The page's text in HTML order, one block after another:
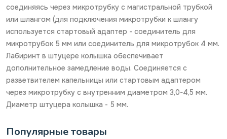
соединяясь через микротрубку с магистральной трубкой
или шлангом (для подключения микротрубки к шлангу
используется стартовый адаптер - соединитель для
микротрубок 5 мм или соединитель для микротрубок 4 мм.
Лабиринт в штуцере колышка обеспечивает
дополнительное замедление воды. Соединяется с
разветвителем капельницы или стартовым адаптером
через микротрубку с внутренним диаметром 3,0-4,5 мм.
Диаметр штуцера колышка - 5 мм.
Популярные товары